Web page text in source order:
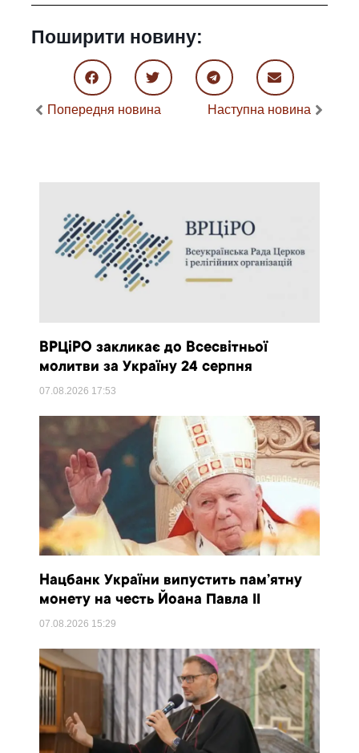
Поширити новину:
Попередня новина Наступна новина
ВРЦіРО закликає до Всесвітньої
молитви за Україну 24 серпня
07.08.2026 17:53
Нацбанк України випустить пам’ятну
монету на честь Йоана Павла II
07.08.2026 15:29